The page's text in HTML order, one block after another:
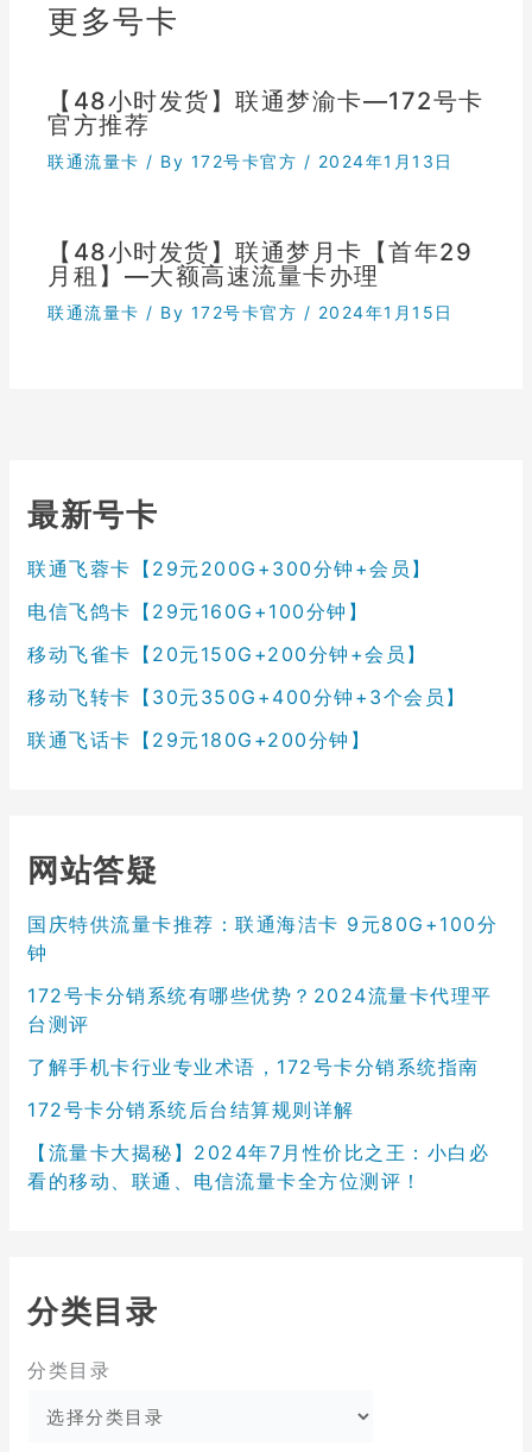
更多号卡
【48小时发货】联通梦渝卡—172号卡
官方推荐
联通流量卡 / By 172号卡官方 / 2024年1月13日
【48小时发货】联通梦月卡【首年29
月租】—大额高速流量卡办理
联通流量卡 / By 172号卡官方 / 2024年1月15日
最新号卡
联通飞蓉卡【29元200G+300分钟+会员】
电信飞鸽卡【29元160G+100分钟】
移动飞雀卡【20元150G+200分钟+会员】
移动飞转卡【30元350G+400分钟+3个会员】
联通飞话卡【29元180G+200分钟】
网站答疑
国庆特供流量卡推荐：联通海洁卡 9元80G+100分
钟
172号卡分销系统有哪些优势？2024流量卡代理平
台测评
了解手机卡行业专业术语，172号卡分销系统指南
172号卡分销系统后台结算规则详解
【流量卡大揭秘】2024年7月性价比之王：小白必
看的移动、联通、电信流量卡全方位测评！
分类目录
分类目录